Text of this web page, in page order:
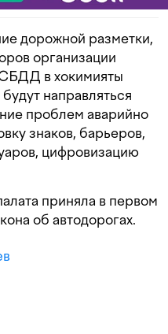
дорожной разметки,
организации
в хокимияты
направляться
проблем аварийно
знаков, барьеров,
цифровизацию
приняла в первом
об автодорогах.